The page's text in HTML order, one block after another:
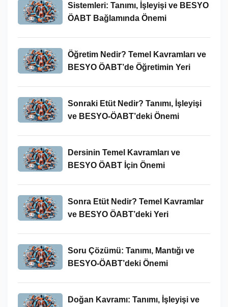
Sistemleri: Tanımı, İşleyişi ve BESYO
ÖABT Bağlamında Önemi
Öğretim Nedir? Temel Kavramları ve
BESYO ÖABT’de Öğretimin Yeri
Sonraki Etüt Nedir? Tanımı, İşleyişi
ve BESYO-ÖABT’deki Önemi
Dersinin Temel Kavramları ve
BESYO ÖABT İçin Önemi
Sonra Etüt Nedir? Temel Kavramlar
ve BESYO ÖABT’deki Yeri
Soru Çözümü: Tanımı, Mantığı ve
BESYO-ÖABT’deki Önemi
Doğan Kavramı: Tanımı, İşleyişi ve